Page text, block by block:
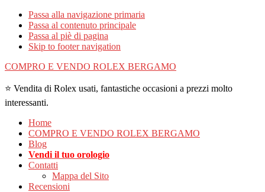
Passa alla navigazione primaria
Passa al contenuto principale
Passa al piè di pagina
Skip to footer navigation
COMPRO E VENDO ROLEX BERGAMO
⭐ Vendita di Rolex usati, fantastiche occasioni a prezzi molto
interessanti.
Home
COMPRO E VENDO ROLEX BERGAMO
Blog
Vendi il tuo orologio
Contatti
Mappa del Sito
Recensioni